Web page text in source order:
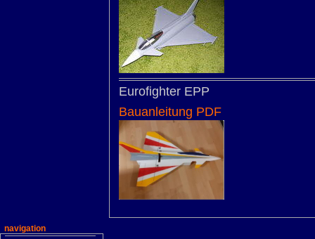
Eurofighter EPP
Bauanleitung PDF
navigation